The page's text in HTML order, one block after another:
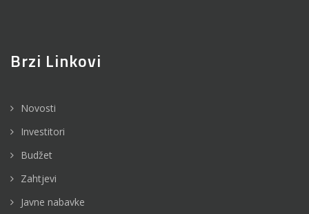
Brzi Linkovi
Novosti
Investitori
Budžet
Zahtjevi
Javne nabavke